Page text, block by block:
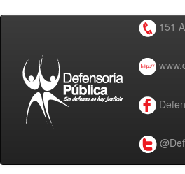
151